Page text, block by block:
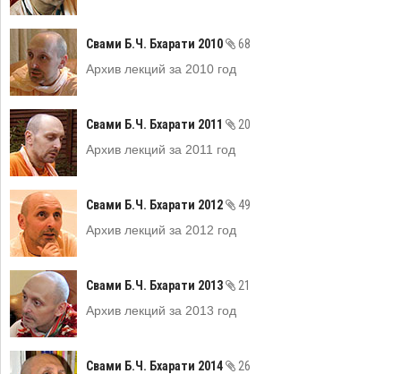
Свами Б.Ч. Бхарати 2010
68
Архив лекций за 2010 год
Свами Б.Ч. Бхарати 2011
20
Архив лекций за 2011 год
Свами Б.Ч. Бхарати 2012
49
Архив лекций за 2012 год
Свами Б.Ч. Бхарати 2013
21
Архив лекций за 2013 год
Свами Б.Ч. Бхарати 2014
26